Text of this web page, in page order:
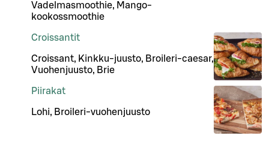
Vadelmasmoothie, Mango-
kookossmoothie
Croissantit
Croissant, Kinkku-juusto, Broileri-caesar,
Vuohenjuusto, Brie
Piirakat
Lohi, Broileri-vuohenjuusto